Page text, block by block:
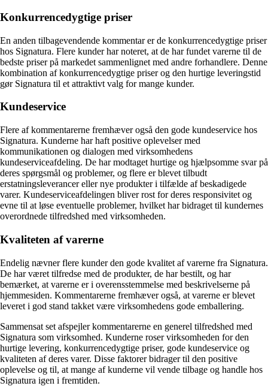
Konkurrencedygtige priser
En anden tilbagevendende kommentar er de konkurrencedygtige priser
hos Signatura. Flere kunder har noteret, at de har fundet varerne til de
bedste priser på markedet sammenlignet med andre forhandlere. Denne
kombination af konkurrencedygtige priser og den hurtige leveringstid
gør Signatura til et attraktivt valg for mange kunder.
Kundeservice
Flere af kommentarerne fremhæver også den gode kundeservice hos
Signatura. Kunderne har haft positive oplevelser med
kommunikationen og dialogen med virksomhedens
kundeserviceafdeling. De har modtaget hurtige og hjælpsomme svar på
deres spørgsmål og problemer, og flere er blevet tilbudt
erstatningsleverancer eller nye produkter i tilfælde af beskadigede
varer. Kundeserviceafdelingen bliver rost for deres responsivitet og
evne til at løse eventuelle problemer, hvilket har bidraget til kundernes
overordnede tilfredshed med virksomheden.
Kvaliteten af varerne
Endelig nævner flere kunder den gode kvalitet af varerne fra Signatura.
De har været tilfredse med de produkter, de har bestilt, og har
bemærket, at varerne er i overensstemmelse med beskrivelserne på
hjemmesiden. Kommentarerne fremhæver også, at varerne er blevet
leveret i god stand takket være virksomhedens gode emballering.
Sammensat set afspejler kommentarerne en generel tilfredshed med
Signatura som virksomhed. Kunderne roser virksomheden for den
hurtige levering, konkurrencedygtige priser, gode kundeservice og
kvaliteten af deres varer. Disse faktorer bidrager til den positive
oplevelse og til, at mange af kunderne vil vende tilbage og handle hos
Signatura igen i fremtiden.